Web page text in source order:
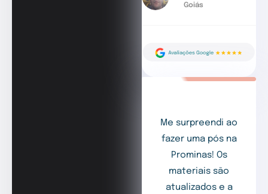
Goiás
Me surpreendi ao
fazer uma pós na
Prominas! Os
materiais são
atualizados e a